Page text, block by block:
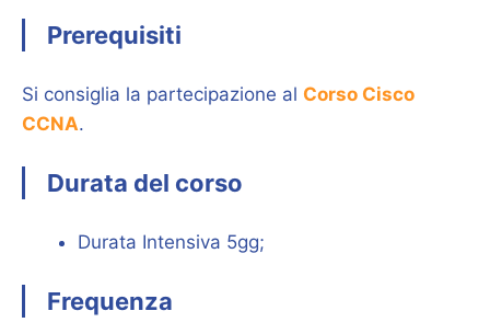
Prerequisiti
Si consiglia la partecipazione al Corso Cisco
CCNA.
Durata del corso
Durata Intensiva 5gg;
Frequenza